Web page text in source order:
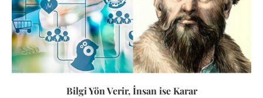
Bilgi Yön Verir, İnsan ise Karar